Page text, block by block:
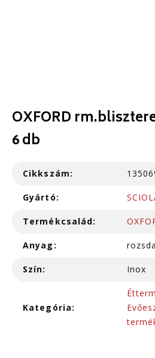
OXFORD
6 db
Cikkszám:
Gyártó:
Termékcsalád:
Anyag:
Szín: Inox
Kategória: